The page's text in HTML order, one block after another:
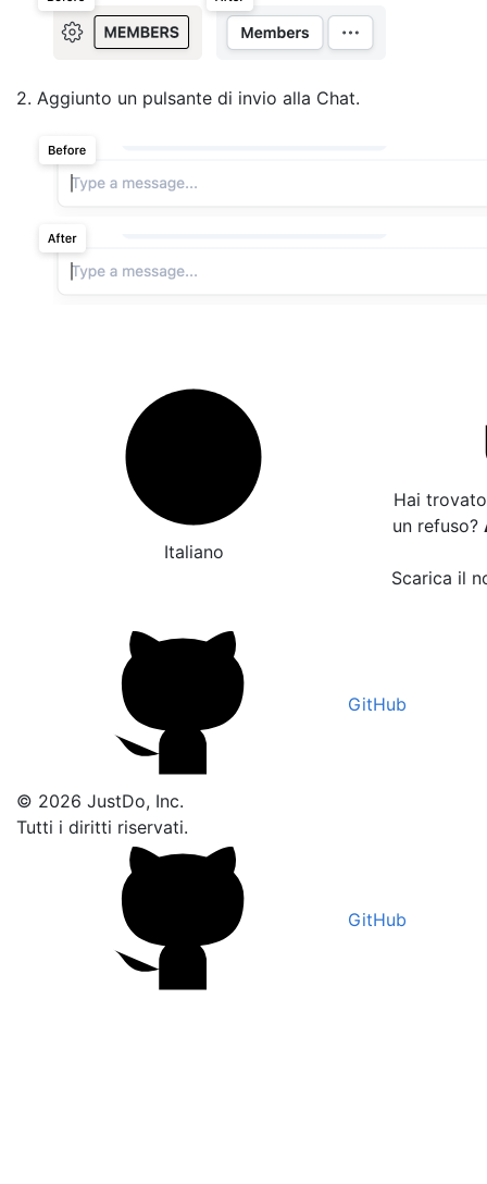
2. Aggiunto un pulsante di invio alla Chat.
Italiano
Hai
un refuso?
Scarica il
GitHub
© 2026 JustDo, Inc.
Tutti i diritti riservati.
GitHub